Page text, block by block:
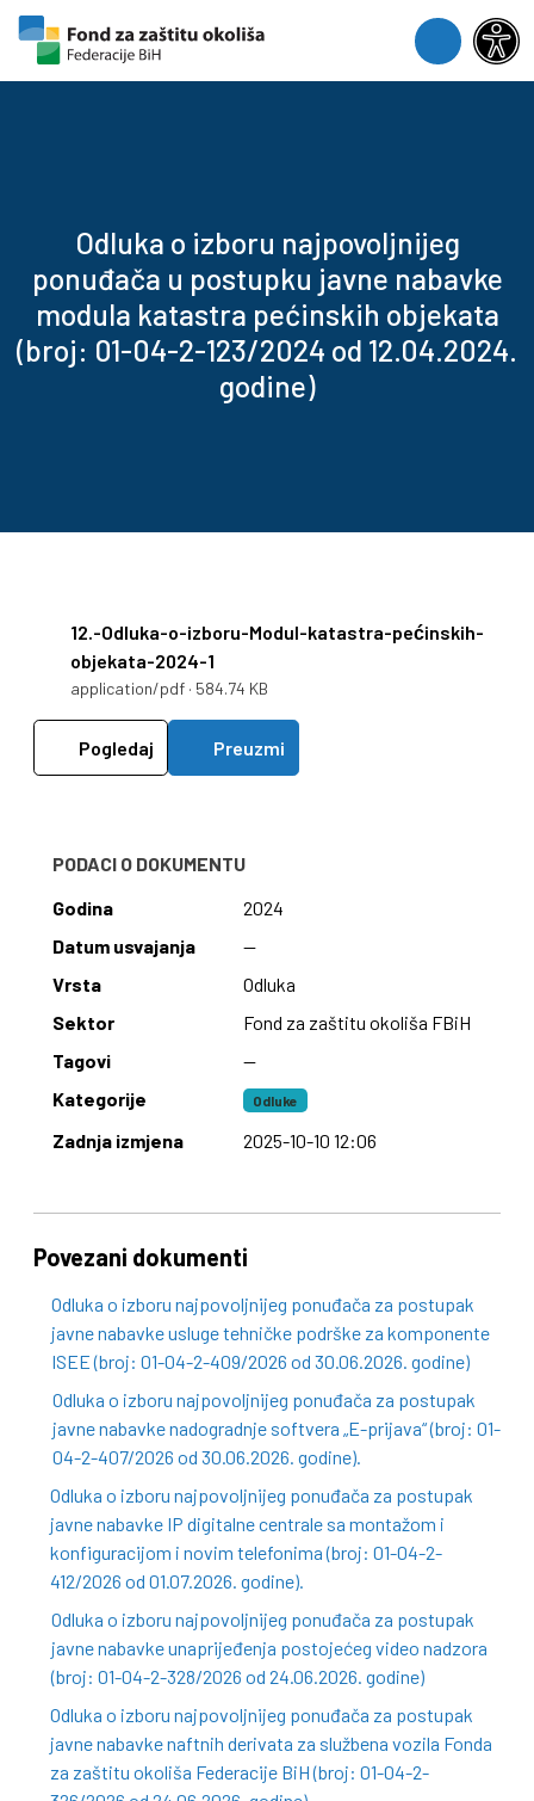
Skip to content
Skip to footer
Menu
Odluka o izboru najpovoljnijeg
ponuđača u postupku javne nabavke
modula katastra pećinskih objekata
(broj: 01-04-2-123/2024 od 12.04.2024.
godine)
12.-Odluka-o-izboru-Modul-katastra-pećinskih-
objekata-2024-1
application/pdf · 584.74 KB
Pogledaj Preuzmi
PODACI O DOKUMENTU
Godina
2024
Datum usvajanja
—
Vrsta
Odluka
Sektor
Fond za zaštitu okoliša FBiH
Tagovi
—
Kategorije
Odluke
Zadnja izmjena 2025-10-10 12:06
Povezani dokumenti
Odluka o izboru najpovoljnijeg ponuđača za postupak
javne nabavke usluge tehničke podrške za komponente
ISEE (broj: 01-04-2-409/2026 od 30.06.2026. godine)
Odluka o izboru najpovoljnijeg ponuđača za postupak
javne nabavke nadogradnje softvera „E-prijava“ (broj: 01-
04-2-407/2026 od 30.06.2026. godine).
Odluka o izboru najpovoljnijeg ponuđača za postupak
javne nabavke IP digitalne centrale sa montažom i
konfiguracijom i novim telefonima (broj: 01-04-2-
412/2026 od 01.07.2026. godine).
Odluka o izboru najpovoljnijeg ponuđača za postupak
javne nabavke unaprijeđenja postojećeg video nadzora
(broj: 01-04-2-328/2026 od 24.06.2026. godine)
Odluka o izboru najpovoljnijeg ponuđača za postupak
javne nabavke naftnih derivata za službena vozila Fonda
za zaštitu okoliša Federacije BiH (broj: 01-04-2-